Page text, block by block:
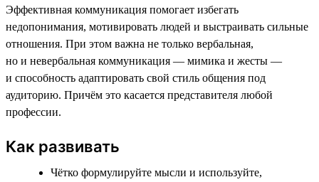
Эффективная коммуникация помогает избегать
недопонимания, мотивировать людей и выстраивать сильные
отношения. При этом важна не только вербальная,
но и невербальная коммуникация — мимика и жесты —
и способность адаптировать свой стиль общения под
аудиторию. Причём это касается представителя любой
профессии.
Как развивать
Чётко формулируйте мысли и используйте,